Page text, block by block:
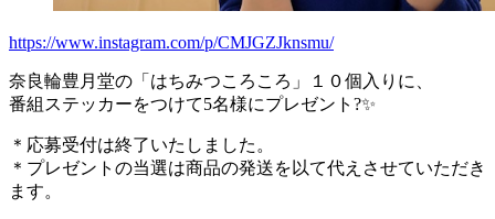
https://www.instagram.com/p/CMJGZJknsmu/
奈良輪豊月堂の「はちみつころころ」１０個入りに、
番組ステッカーをつけて5名様にプレゼント?✨
＊応募受付は終了いたしました。
＊プレゼントの当選は商品の発送を以て代えさせていただき
ます。